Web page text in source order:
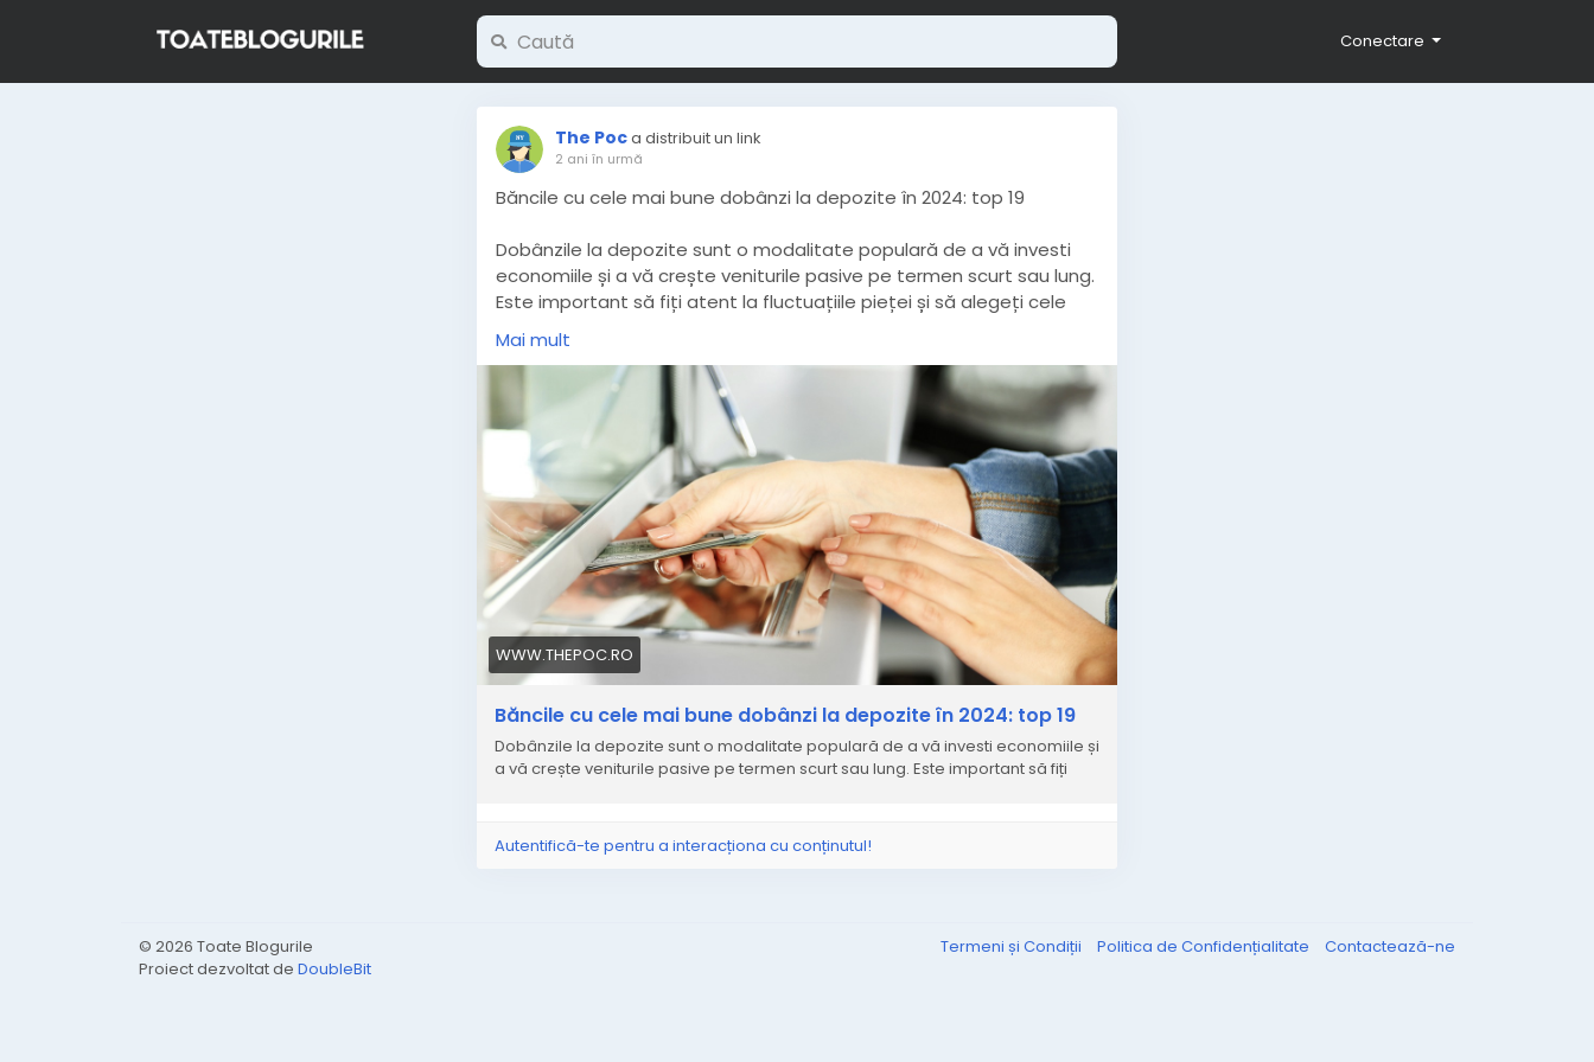
Conectare
The Poca distribuit un link
2 ani în urmă
Băncile cu cele mai bune dobânzi la depozite în 2024: top 19
Dobânzile la depozite sunt o modalitate populară de a vă investi
economiile și a vă crește veniturile pasive pe termen scurt sau lung.
Este important să fiți atent la fluctuațiile pieței și să alegeți cele
mai...
https://www.thepoc.ro/bancile-cu-cele-mai-bune-dobanzi-
la-depozite-in-2024-top-19/
Mai mult
WWW.THEPOC.RO
Băncile cu cele mai bune dobânzi la depozite în 2024: top 19
Dobânzile la depozite sunt o modalitate populară de a vă investi economiile și
a vă crește veniturile pasive pe termen scurt sau lung. Este important să fiți
Autentifică-te pentru a interacționa cu conținutul!
© 2026 Toate Blogurile
Proiect dezvoltat de DoubleBit
Termeni și Condiții Politica de Confidențialitate Contactează-ne